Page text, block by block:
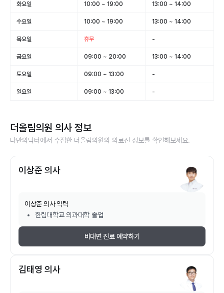
화요일 10:00 ~ 19:00 13:00 ~ 14:00
수요일 10:00 ~ 19:00 13:00 ~ 14:00
목요일 휴무 -
금요일 09:00 ~ 20:00 13:00 ~ 14:00
토요일 09:00 ~ 13:00 -
일요일 09:00 ~ 13:00 -
더올림의원 의사 정보
나만의닥터에서 수집한 더올림의원의 의료진 정보를 확인해보세요.
이상준 의사
이상준의사 약력
한림대학교 의과대학 졸업
비대면 진료 예약하기
김태영 의사